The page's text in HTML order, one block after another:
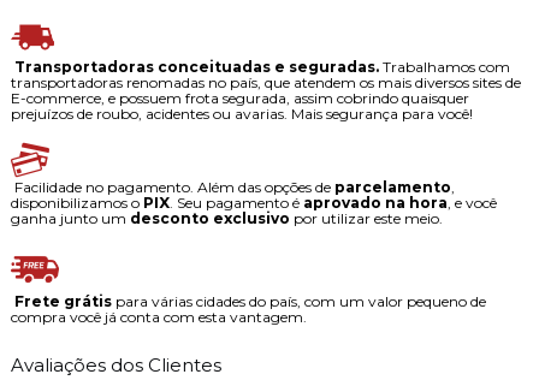
Transportadoras conceituadas e seguradas.Trabalhamos com
transportadoras renomadas no país, que atendem os mais diversos sites de
E-commerce, e possuem frota segurada, assim cobrindo quaisquer
prejuízos de roubo, acidentes ou avarias. Mais segurança para você!
Facilidade no pagamento. Além das opções de parcelamento,
disponibilizamos o PIX. Seu pagamento é aprovado na hora, e você
ganha junto um desconto exclusivo por utilizar este meio.
Frete grátispara várias cidades do país, com um valor pequeno de
compra você já conta com esta vantagem.
Avaliações dos Clientes